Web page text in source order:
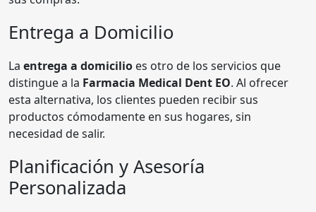
Entrega a Domicilio
La entrega a domicilio es otro de los servicios que
distingue a la Farmacia Medical Dent EO. Al ofrecer
esta alternativa, los clientes pueden recibir sus
productos cómodamente en sus hogares, sin
necesidad de salir.
Planificación y Asesoría
Personalizada